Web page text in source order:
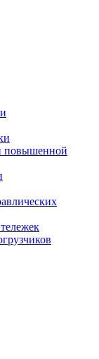
повышенной